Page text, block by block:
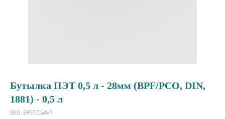
Бутылка ПЭТ 0,5 л - 28мм (BPF/PCO, DIN,
1881) - 0,5 л
SKU: BPET05AVT